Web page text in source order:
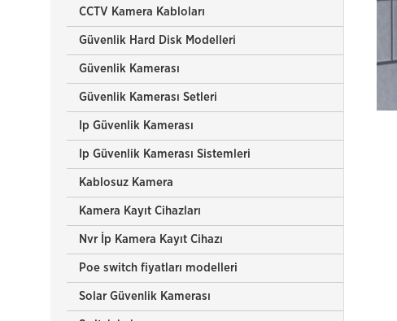
CCTV Kamera Kabloları
Güvenlik Hard Disk Modelleri
Güvenlik Kamerası
Güvenlik Kamerası Setleri
Ip Güvenlik Kamerası
Ip Güvenlik Kamerası Sistemleri
Kablosuz Kamera
Kamera Kayıt Cihazları
Nvr İp Kamera Kayıt Cihazı
Poe switch fiyatları modelleri
Solar Güvenlik Kamerası